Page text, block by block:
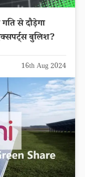
से दौड़ेगा
बुलिश?
16th Aug 2024